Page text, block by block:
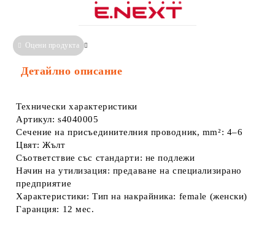
Оцени продукта
Детайлно описание
Технически характеристики
Артикул: s4040005
Сечение на присъединителния проводник, mm²: 4–6
Цвят: Жълт
Съответствие със стандарти: не подлежи
Начин на утилизация: предаване на специализирано
предприятие
Характеристики: Тип на накрайника: female (женски)
Гаранция: 12 мес.